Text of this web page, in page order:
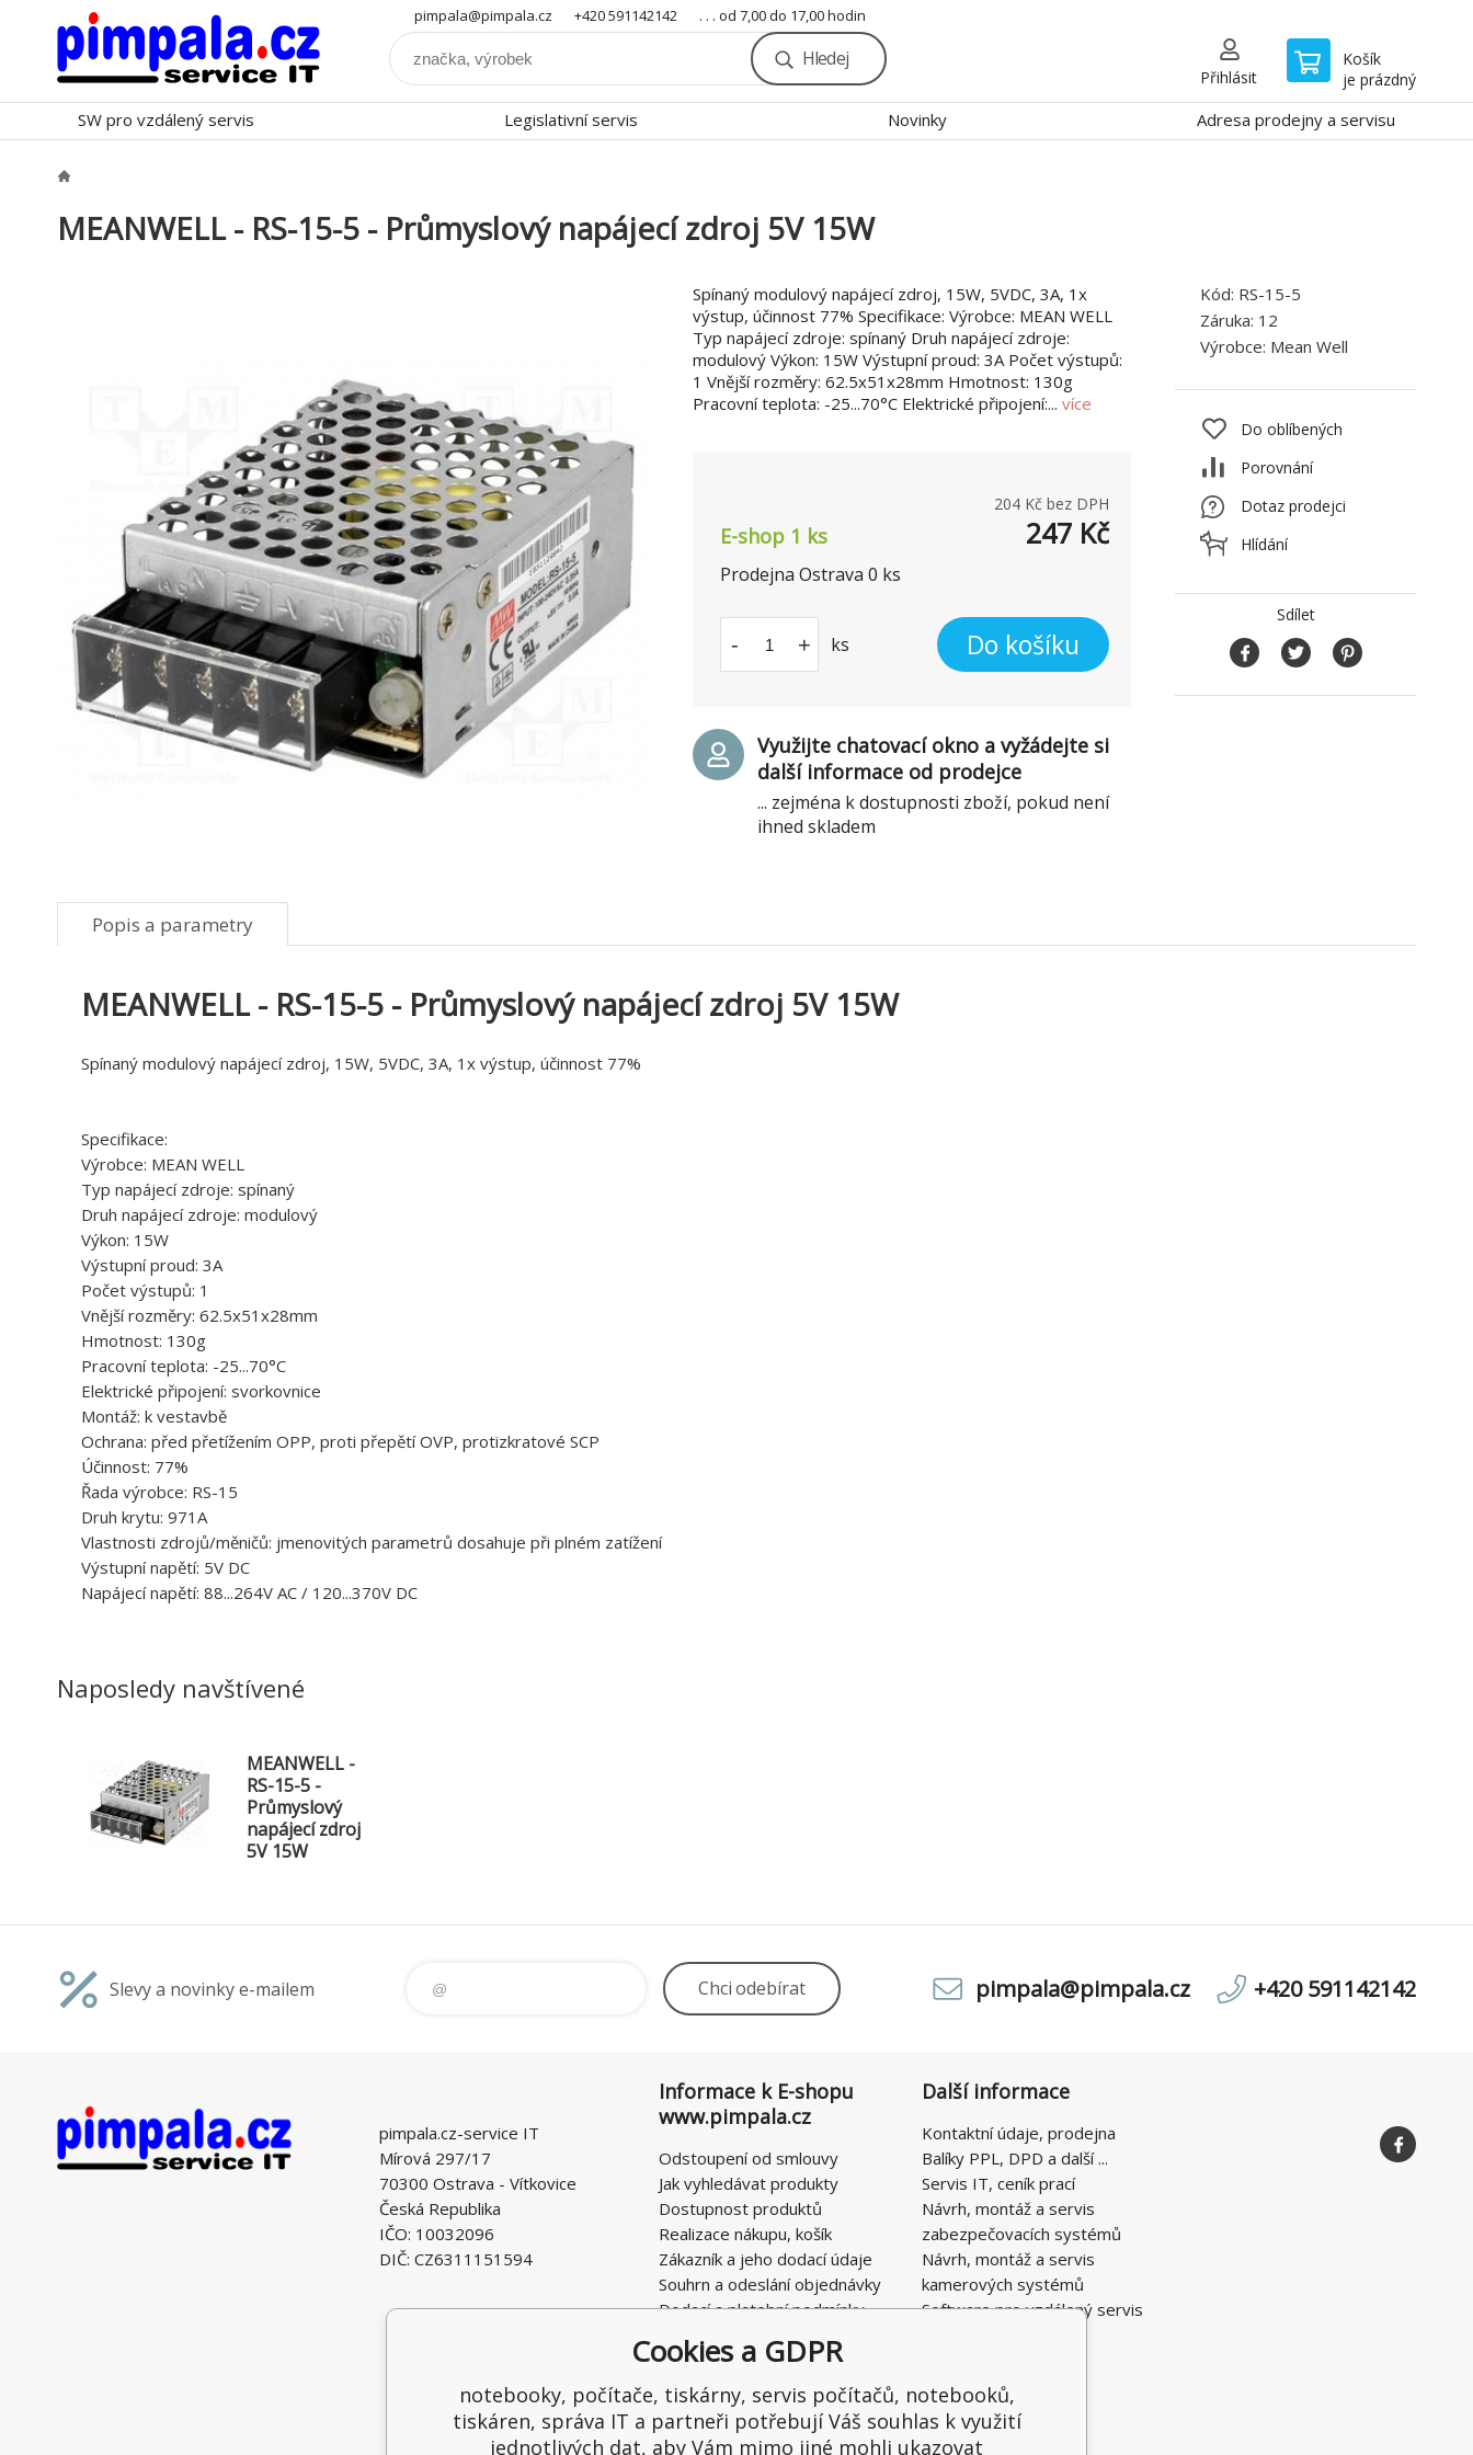
pimpala@pimpala.cz +420 591142142 . . . od 7,00 do 17,00 hodin
Hledej
Přihlásit
Košík
je prázdný
SW pro vzdálený servis Legislativní servis Novinky Adresa prodejny a servisu
MEANWELL - RS-15-5 - Průmyslový napájecí zdroj 5V 15W
Spínaný modulový napájecí zdroj, 15W, 5VDC, 3A, 1x
výstup, účinnost 77% Specifikace: Výrobce: MEAN WELL
Typ napájecí zdroje: spínaný Druh napájecí zdroje:
modulový Výkon: 15W Výstupní proud: 3A Počet výstupů:
1 Vnější rozměry: 62.5x51x28mm Hmotnost: 130g
Pracovní teplota: -25...70°C Elektrické připojení:... více
204 Kč bez DPH
E-shop 1 ks 247 Kč
Prodejna Ostrava 0 ks
- + ks Do košíku
Využijte chatovací okno a vyžádejte si
další informace od prodejce
... zejména k dostupnosti zboží, pokud není
ihned skladem
Kód: RS-15-5
Záruka: 12
Výrobce: Mean Well
Do oblíbených
Porovnání
Dotaz prodejci
Hlídání
Sdílet
Popis a parametry
MEANWELL - RS-15-5 - Průmyslový napájecí zdroj 5V 15W
Spínaný modulový napájecí zdroj, 15W, 5VDC, 3A, 1x výstup, účinnost 77%
Specifikace:
Výrobce: MEAN WELL
Typ napájecí zdroje: spínaný
Druh napájecí zdroje: modulový
Výkon: 15W
Výstupní proud: 3A
Počet výstupů: 1
Vnější rozměry: 62.5x51x28mm
Hmotnost: 130g
Pracovní teplota: -25...70°C
Elektrické připojení: svorkovnice
Montáž: k vestavbě
Ochrana: před přetížením OPP, proti přepětí OVP, protizkratové SCP
Účinnost: 77%
Řada výrobce: RS-15
Druh krytu: 971A
Vlastnosti zdrojů/měničů: jmenovitých parametrů dosahuje při plném zatížení
Výstupní napětí: 5V DC
Napájecí napětí: 88...264V AC / 120...370V DC
Naposledy navštívené
MEANWELL -
RS-15-5 -
Průmyslový
napájecí zdroj
5V 15W
Slevy a novinky e-mailem Chciodebírat pimpala@pimpala.cz +420 591142142
pimpala.cz-service IT
Mírová 297/17
70300 Ostrava - Vítkovice
Česká Republika
IČO: 10032096
DIČ: CZ6311151594
Informace k E-shopu
www.pimpala.cz
Odstoupení od smlouvy
Jak vyhledávat produkty
Dostupnost produktů
Realizace nákupu, košík
Zákazník a jeho dodací údaje
Souhrn a odeslání objednávky
Dodací a platební podmínky
Obchodní podmínky E-SHOPU
Ochrana osobních údajů
Řešení nedostatků, reklamace
Kontaktní formulář
Další informace
Kontaktní údaje, prodejna
Balíky PPL, DPD a další ...
Servis IT, ceník prací
Návrh, montáž a servis
zabezpečovacích systémů
Návrh, montáž a servis
kamerových systémů
Software pro vzdálený servis
Cookies a GDPR
notebooky, počítače, tiskárny, servis počítačů, notebooků,
tiskáren, správa IT a partneři potřebují Váš souhlas k využití
jednotlivých dat, aby Vám mimo jiné mohli ukazovat